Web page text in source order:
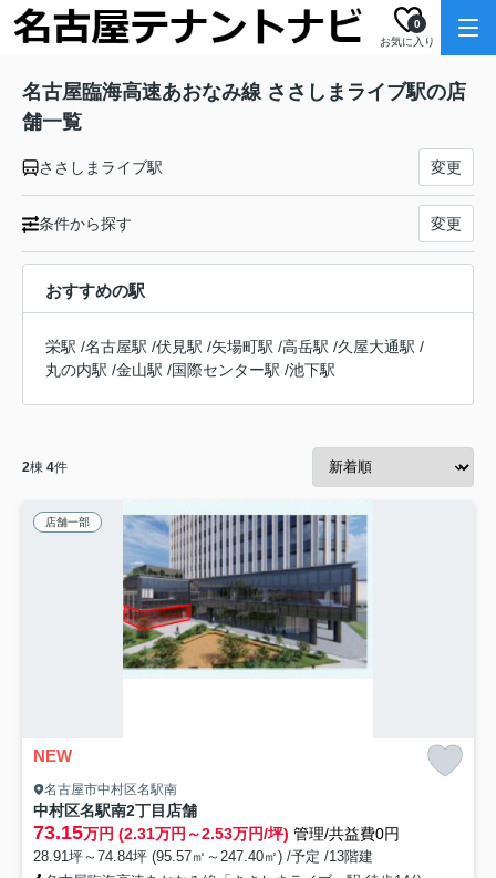
お気に入り
0
名古屋臨海高速あおなみ線 ささしまライブ駅の店
舗一覧
ささしまライブ駅 変更
条件から探す 変更
おすすめの駅
栄駅 /名古屋駅 /伏見駅 /矢場町駅 /高岳駅 /久屋大通駅 /
丸の内駅 /金山駅 /国際センター駅 /池下駅
2棟 4件
店舗一部
NEW
名古屋市中村区名駅南
中村区名駅南2丁目店舗
73.15万円 (2.31万円～2.53万円/坪) 管理/共益費0円
28.91坪～74.84坪 (95.57㎡～247.40㎡) /予定 /13階建